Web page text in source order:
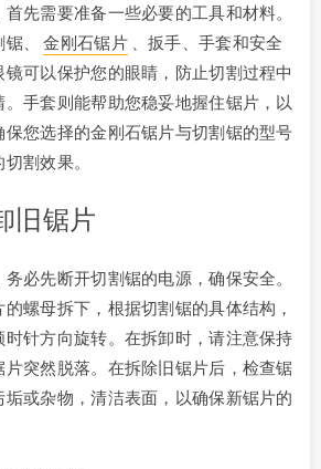
先需要准备一些必要的工具和材料。
、
金刚石锯片
、扳手、手套和安全
可以保护您的眼睛，防止切割过程中
手套则能帮助您稳妥地握住锯片，以
您选择的金刚石锯片与切割锯的型号
割效果。
旧锯片
必先断开切割锯的电源，确保安全。
螺母拆下，根据切割锯的具体结构，
针方向旋转。在拆卸时，请注意保持
突然脱落。在拆除旧锯片后，检查锯
垢或杂物，清洁表面，以确保新锯片的